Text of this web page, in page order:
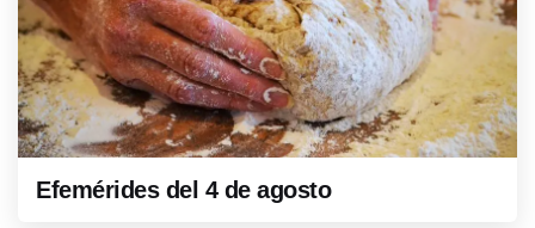
Efemérides del 4 de agosto